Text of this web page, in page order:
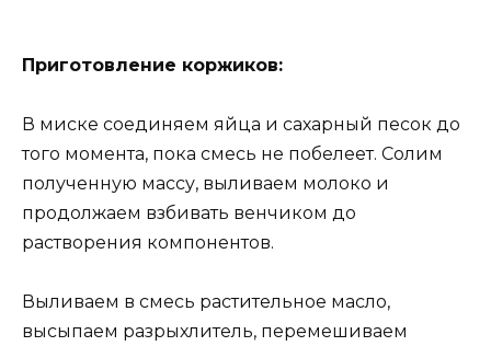
Приготовление коржиков:
В миске соединяем яйца и сахарный песок до
того момента, пока смесь не побелеет. Солим
полученную массу, выливаем молоко и
продолжаем взбивать венчиком до
растворения компонентов.
Выливаем в смесь растительное масло,
высыпаем разрыхлитель, перемешиваем